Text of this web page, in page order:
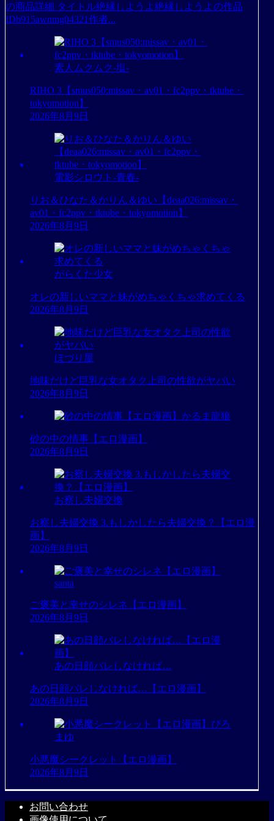
の商品詳細 タイトル絶縁しようよ絶縁しようよの作品
IDb915awnmg04321作者...
素人ムクムク-塩-
RIHO 3【smus050:missav・av01・fc2ppv・tktube・
tokyomotion】
2026年8月9日
電影シロウト-青春-
りお＆ひなた＆かりん＆ゆい【deaa026:missav・
av01・fc2ppv・tktube・tokyomotion】
2026年8月9日
がらくた少女
オレの新しいママと妹がめちゃくちゃ求めてくる
2026年8月9日
ほづり屋
地味だけど巨乳な女オタク上司の性欲がヤバい
2026年8月9日
かるま龍狼
砂の中の情事【エロ漫画】
2026年8月9日
お察し夫婦交換
お察し夫婦交換 3.もしかしたら夫婦交換？【エロ漫
画】
2026年8月9日
santa
ご褒美と幸せのシレネ【エロ漫画】
2026年8月9日
あの日顔バレしなければ…
あの日顔バレしなければ…【エロ漫画】
2026年8月9日
ぴろ
まゆ
小悪魔シークレット【エロ漫画】
2026年8月9日
お問い合わせ